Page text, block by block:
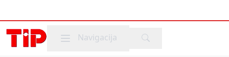
Mobile menu
Navigacija